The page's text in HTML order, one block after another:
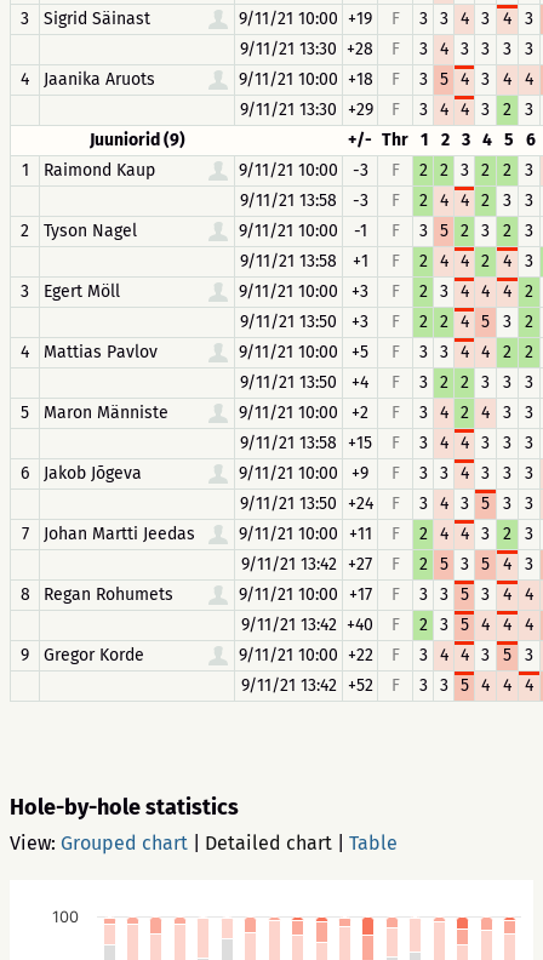
3
Sigrid Säinast 9/11/21 10:00 +19 F 3 3 4 3 4
3
9/11/21 13:30 +28 F 3 4 3 3 3
3
4
Jaanika Aruots 9/11/21 10:00 +18 F 3 5 4 3 4
4
9/11/21 13:30 +29 F 3 4 4 3 2
3
Juuniorid (9)
+/- Thr 1 2 3 4 5
6
1
Raimond Kaup 9/11/21 10:00 -3 F 2 2 3 2 2
3
9/11/21 13:58
-3 F 2 4 4 2 3
3
2
Tyson Nagel 9/11/21 10:00 -1 F 3 5 2 3 2
3
9/11/21 13:58
+1 F 2 4 4 2 4
3
3
Egert Möll 9/11/21 10:00 +3 F 2 3 4 4 4
2
9/11/21 13:50
+3 F 2 2 4 5 3
2
4
Mattias Pavlov 9/11/21 10:00 +5 F 3 3 4 4 2
2
9/11/21 13:50
+4 F 3 2 2 3 3
3
5
Maron Männiste 9/11/21 10:00 +2 F 3 4 2 4 3
3
9/11/21 13:58 +15 F 3 4 4 3 3
3
6
Jakob Jõgeva 9/11/21 10:00 +9 F 3 3 4 3 3
3
9/11/21 13:50 +24 F 3 4 3 5 3
3
7
Johan Martti Jeedas 9/11/21 10:00 +11 F 2 4 4 3 2
3
9/11/21 13:42 +27 F 2 5 3 5 4
3
8
Regan Rohumets 9/11/21 10:00 +17 F 3 3 5 3 4
4
9/11/21 13:42 +40 F 2 3 5 4 4
4
9
Gregor Korde 9/11/21 10:00 +22 F 3 4 4 3 5
3
9/11/21 13:42 +52 F 3 3 5 4 4 4
Hole-by-hole statistics
View: Grouped chart Detailed chart Table
100